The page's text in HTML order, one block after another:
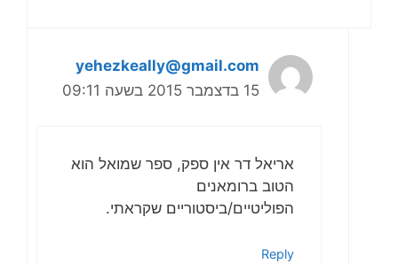
yehezkeally@gmail.com
15 בדצמבר 2015 בשעה 09:11
אריאל דר אין ספק, ספר שמואל הוא
הטוב ברומאנים
הפוליטיים/ביסטוריים שקראתי.
Reply